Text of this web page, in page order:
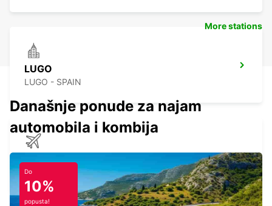
LUGO
LUGO - SPAIN
SANTIAGO DE COMPOSTELA AIRPORT
SANTIAGO DE COMPOSTELA - SPAIN
More stations
Današnje ponude za najam
automobila i kombija
Do
10%
popusta!